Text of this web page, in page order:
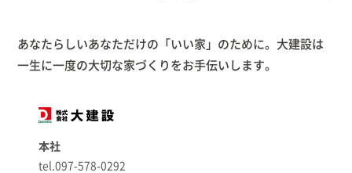
あなたらしいあなただけの「いい家」のために。大建設は
一生に一度の大切な家づくりをお手伝いします。
本社
tel.097-578-0292